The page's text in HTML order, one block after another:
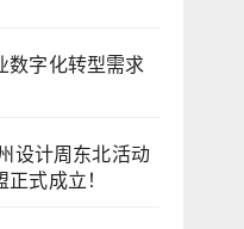
数字化转型需求
设计周东北活动
式成立！